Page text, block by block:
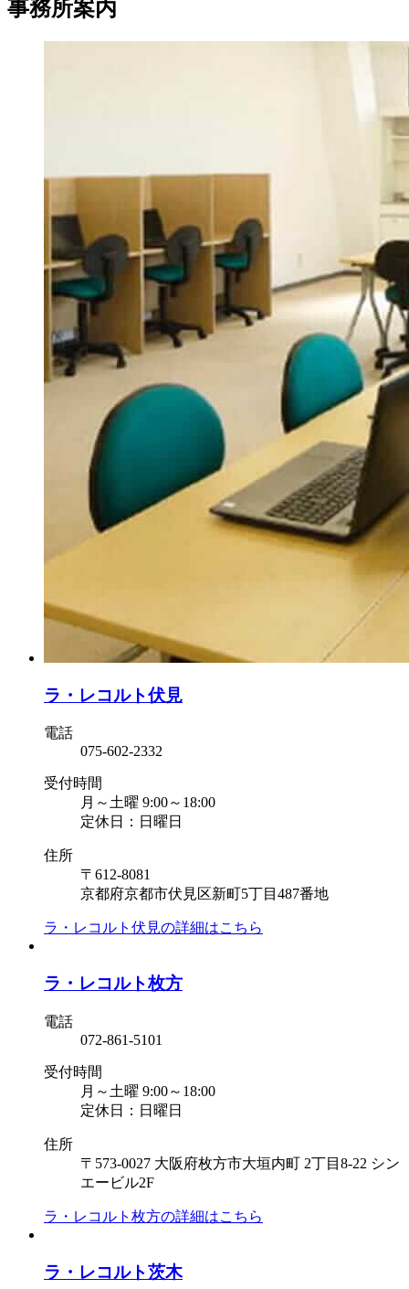
事務所案内
ラ・レコルト伏見
電話
075-602-2332
受付時間
月～土曜 9:00～18:00
定休日：日曜日
住所
〒612-8081
京都府京都市伏見区新町5丁目487番地
ラ・レコルト伏見の詳細はこちら
ラ・レコルト枚方
電話
072-861-5101
受付時間
月～土曜 9:00～18:00
定休日：日曜日
住所
〒573-0027 大阪府枚方市大垣内町 2丁目8-22 シン
エービル2F
ラ・レコルト枚方の詳細はこちら
ラ・レコルト茨木